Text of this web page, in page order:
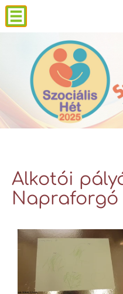
Alkotói
Napraforgó